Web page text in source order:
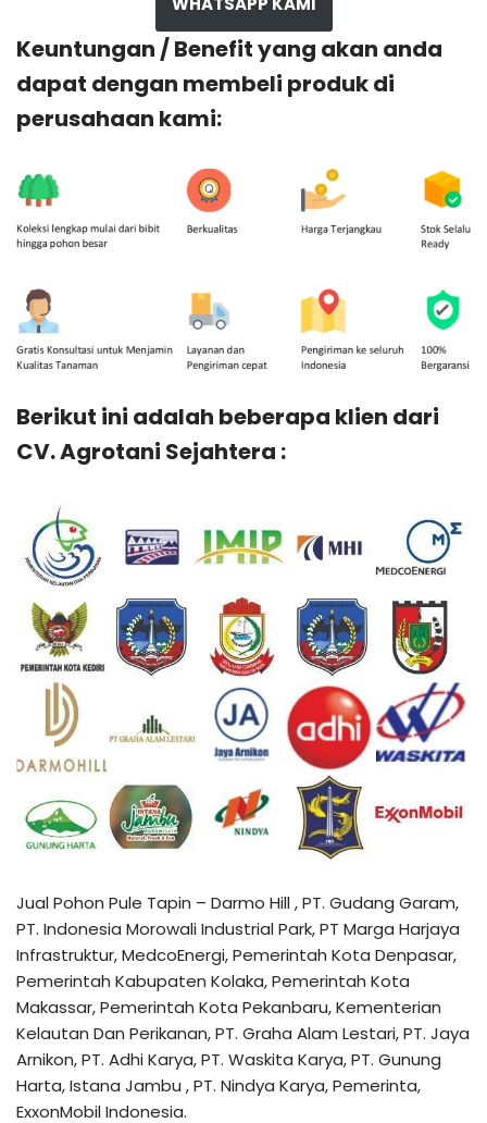
Keuntungan / Benefit yang akan anda
dapat dengan membeli produk di
perusahaan kami:
Berikut ini adalah beberapa klien dari
CV. Agrotani Sejahtera :
Jual Pohon Pule Tapin – Darmo Hill , PT. Gudang Garam,
PT. Indonesia Morowali Industrial Park, PT Marga Harjaya
Infrastruktur, MedcoEnergi, Pemerintah Kota Denpasar,
Pemerintah Kabupaten Kolaka, Pemerintah Kota
Makassar, Pemerintah Kota Pekanbaru, Kementerian
Kelautan Dan Perikanan, PT. Graha Alam Lestari, PT. Jaya
Arnikon, PT. Adhi Karya, PT. Waskita Karya, PT. Gunung
Harta, Istana Jambu , PT. Nindya Karya, Pemerinta,
ExxonMobil Indonesia.